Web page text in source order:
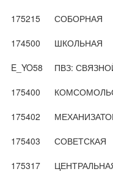
175215
СОБОРНАЯ
174500
ШКОЛЬНАЯ
E_YO58
ПВЗ:
175400
175402
175403
СОВЕТСКАЯ
175317